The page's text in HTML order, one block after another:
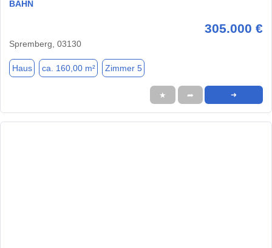
BAHN
305.000 €
Spremberg, 03130
Haus ca. 160,00 m² Zimmer 5
★ ➦ ➜